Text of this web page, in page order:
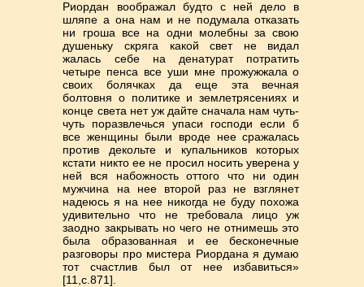
Риордан воображал будто с ней дело в
шляпе а она нам и не подумала отказать
ни гроша все на одни молебны за свою
душеньку скряга какой свет не видал
жалась себе на денатурат потратить
четыре пенса все уши мне прожужжала о
своих болячках да еще эта вечная
болтовня о политике и землетрясениях и
конце света нет уж дайте сначала нам чуть-
чуть поразвлечься упаси господи если б
все женщины были вроде нее сражалась
против декольте и купальников которых
кстати никто ее не просил носить уверена у
ней вся набожность оттого что ни один
мужчина на нее второй раз не взглянет
надеюсь я на нее никогда не буду похожа
удивительно что не требовала лицо уж
заодно закрывать но чего не отнимешь это
была образованная и ее бесконечные
разговоры про мистера Риордана я думаю
тот счастлив был от нее избавиться»
[11,с.871].